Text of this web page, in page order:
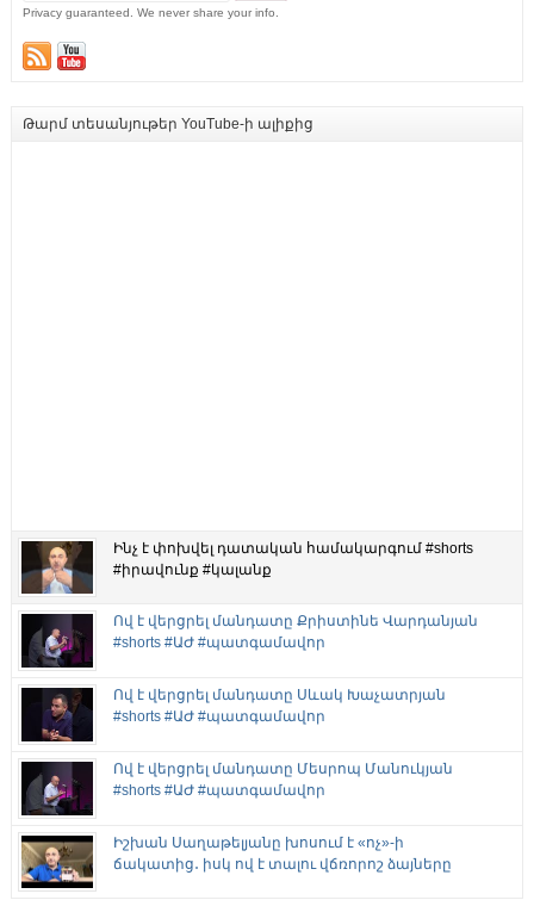
Privacy guaranteed. We never share your info.
Թարմ տեսանյութեր YouTube-ի ալիքից
Ինչ է փոխվել դատական համակարգում #shorts
#իրավունք #կալանք
Ով է վերցրել մանդատը Քրիստինե Վարդանյան
#shorts #ԱԺ #պատգամավոր
Ով է վերցրել մանդատը Սևակ Խաչատրյան
#shorts #ԱԺ #պատգամավոր
Ով է վերցրել մանդատը Մեսրոպ Մանուկյան
#shorts #ԱԺ #պատգամավոր
Իշխան Սաղաթելյանը խոսում է «ոչ»-ի
ճակատից․ իսկ ով է տալու վճռորոշ ձայները